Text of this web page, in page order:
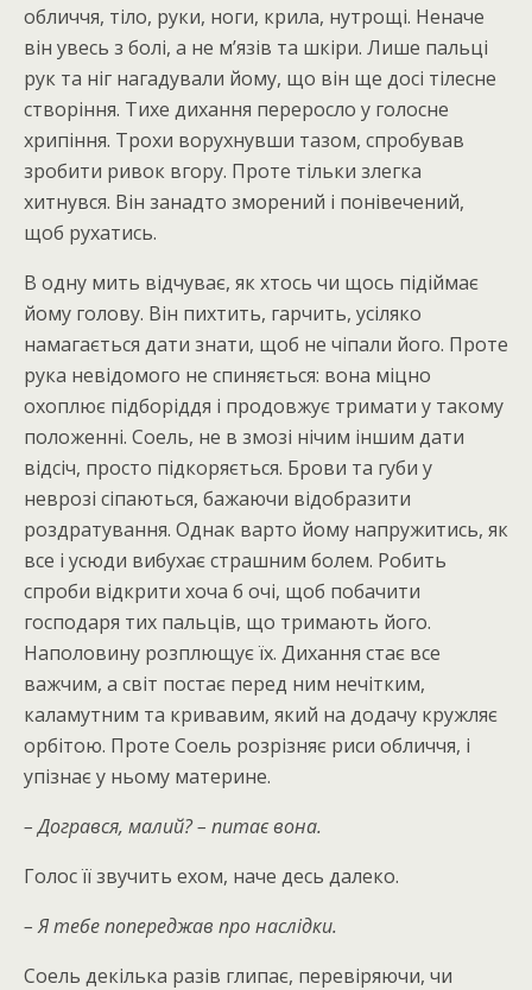
обличчя, тіло, руки, ноги, крила, нутрощі. Неначе
він увесь з болі, а не м’язів та шкіри. Лише пальці
рук та ніг нагадували йому, що він ще досі тілесне
створіння. Тихе дихання переросло у голосне
хрипіння. Трохи ворухнувши тазом, спробував
зробити ривок вгору. Проте тільки злегка
хитнувся. Він занадто зморений і понівечений,
щоб рухатись.
В одну мить відчуває, як хтось чи щось підіймає
йому голову. Він пихтить, гарчить, усіляко
намагається дати знати, щоб не чіпали його. Проте
рука невідомого не спиняється: вона міцно
охоплює підборіддя і продовжує тримати у такому
положенні. Соель, не в змозі нічим іншим дати
відсіч, просто підкоряється. Брови та губи у
неврозі сіпаються, бажаючи відобразити
роздратування. Однак варто йому напружитись, як
все і усюди вибухає страшним болем. Робить
спроби відкрити хоча б очі, щоб побачити
господаря тих пальців, що тримають його.
Наполовину розплющує їх. Дихання стає все
важчим, а світ постає перед ним нечітким,
каламутним та кривавим, який на додачу кружляє
орбітою. Проте Соель розрізняє риси обличчя, і
упізнає у ньому материне.
– Догрався, малий? – питає вона.
Голос її звучить ехом, наче десь далеко.
– Я тебе попереджав про наслідки.
Соель декілька разів глипає, перевіряючи, чи